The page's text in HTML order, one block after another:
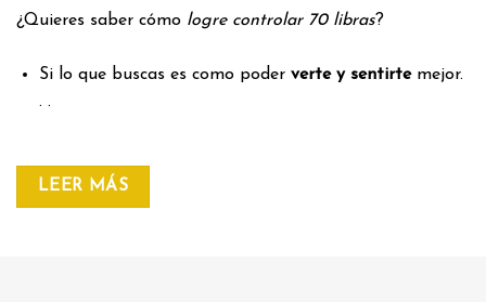
¿Quieres saber cómo logre controlar 70 libras?
Si lo que buscas es como poder verte y sentirtemejor.
. .
LEER MÁS